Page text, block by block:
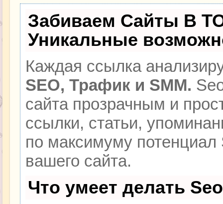
Забиваем Сайты В
Уникальные
Каждая ссылка
SEO, Трафик и SMM.
сайта прозрачным и
ссылки, статьи,
по максимуму
вашего сайта.
Что умеет делать